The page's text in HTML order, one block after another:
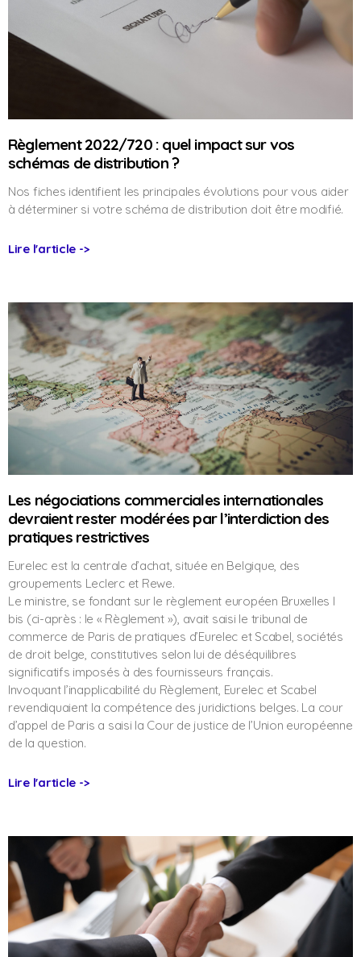
Règlement 2022/720 : quel impact sur vos
schémas de distribution ?
Nos fiches identifient les principales évolutions pour vous aider
à déterminer si votre schéma de distribution doit être modifié.
Lire l'article ->
Les négociations commerciales internationales
devraient rester modérées par l’interdiction des
pratiques restrictives
Eurelec est la centrale d’achat, située en Belgique, des
groupements Leclerc et Rewe.
Le ministre, se fondant sur le règlement européen Bruxelles I
bis (ci-après : le « Règlement »), avait saisi le tribunal de
commerce de Paris de pratiques d’Eurelec et Scabel, sociétés
de droit belge, constitutives selon lui de déséquilibres
significatifs imposés à des fournisseurs français.
Invoquant l’inapplicabilité du Règlement, Eurelec et Scabel
revendiquaient la compétence des juridictions belges. La cour
d’appel de Paris a saisi la Cour de justice de l’Union européenne
de la question.
Lire l'article ->